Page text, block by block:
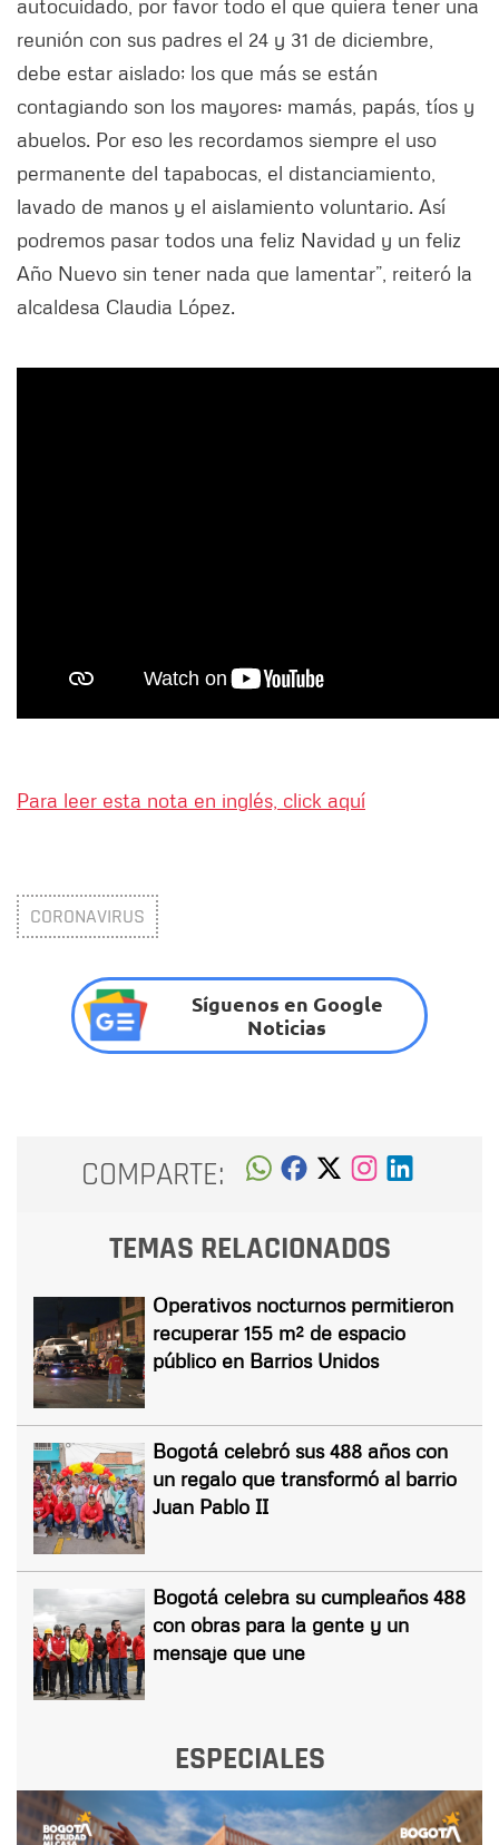
autocuidado, por favor todo el que quiera tener una
reunión con sus padres el 24 y 31 de diciembre,
debe estar aislado; los que más se están
contagiando son los mayores: mamás, papás, tíos y
abuelos. Por eso les recordamos siempre el uso
permanente del tapabocas, el distanciamiento,
lavado de manos y el aislamiento voluntario. Así
podremos pasar todos una feliz Navidad y un feliz
Año Nuevo sin tener nada que lamentar”, reiteró la
alcaldesa Claudia López.
Para leer esta nota en inglés, click aquí
CORONAVIRUS
Síguenos en Google
Noticias
COMPARTE:
TEMAS RELACIONADOS
Operativos nocturnos permitieron
recuperar 155 m² de espacio
público en Barrios Unidos
Bogotá celebró sus 488 años con
un regalo que transformó al barrio
Juan Pablo II
Bogotá celebra su cumpleaños 488
con obras para la gente y un
mensaje que une
ESPECIALES